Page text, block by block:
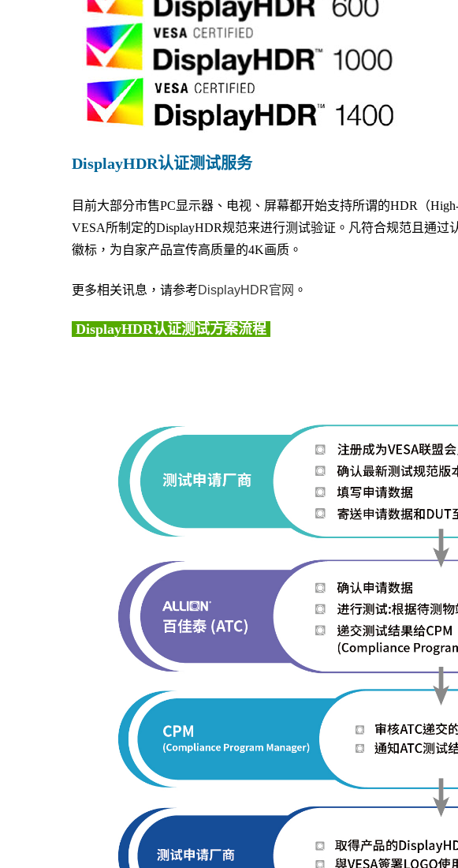
DisplayHDR认证测试服务
目前大部分市售PC显示器、电视、屏幕都开始支持所谓的HDR （
VESA所制定的DisplayHDR规范来进行测试验证。凡符合规范且通过
徽标，为自家产品宣传高质量的4K画质。
更多相关讯息，请参考DisplayHDR官网 。
DisplayHDR认证测试方案流程